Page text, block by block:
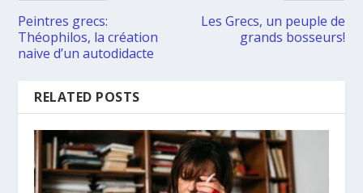
Peintres grecs:
Théophilos, la création
naive d’un autodidacte
Les Grecs, un peuple de
grands bosseurs!
RELATED POSTS